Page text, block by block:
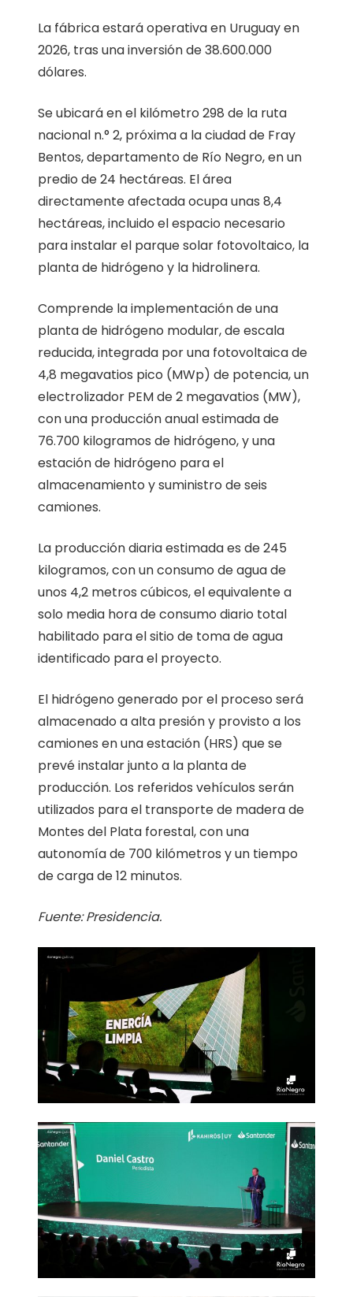
La fábrica estará operativa en Uruguay en
2026, tras una inversión de 38.600.000
dólares.
Se ubicará en el kilómetro 298 de la ruta
nacional n.° 2, próxima a la ciudad de Fray
Bentos, departamento de Río Negro, en un
predio de 24 hectáreas. El área
directamente afectada ocupa unas 8,4
hectáreas, incluido el espacio necesario
para instalar el parque solar fotovoltaico, la
planta de hidrógeno y la hidrolinera.
Comprende la implementación de una
planta de hidrógeno modular, de escala
reducida, integrada por una fotovoltaica de
4,8 megavatios pico (MWp) de potencia, un
electrolizador PEM de 2 megavatios (MW),
con una producción anual estimada de
76.700 kilogramos de hidrógeno, y una
estación de hidrógeno para el
almacenamiento y suministro de seis
camiones.
La producción diaria estimada es de 245
kilogramos, con un consumo de agua de
unos 4,2 metros cúbicos, el equivalente a
solo media hora de consumo diario total
habilitado para el sitio de toma de agua
identificado para el proyecto.
El hidrógeno generado por el proceso será
almacenado a alta presión y provisto a los
camiones en una estación (HRS) que se
prevé instalar junto a la planta de
producción. Los referidos vehículos serán
utilizados para el transporte de madera de
Montes del Plata forestal, con una
autonomía de 700 kilómetros y un tiempo
de carga de 12 minutos.
Fuente: Presidencia.